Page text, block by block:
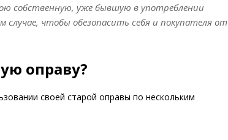
собственную, уже бывшую в употреблении
случае, чтобы обезопасить себя и покупателя от
оправу?
своей старой оправы по нескольким